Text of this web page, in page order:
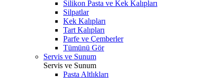
Silikon Pasta ve Kek Kalıpları
Silpatlar
Kek Kalıpları
Tart Kalıpları
Parfe ve Çemberler
Tümünü Gör
Servis ve Sunum
Servis ve Sunum
Pasta Altlıkları